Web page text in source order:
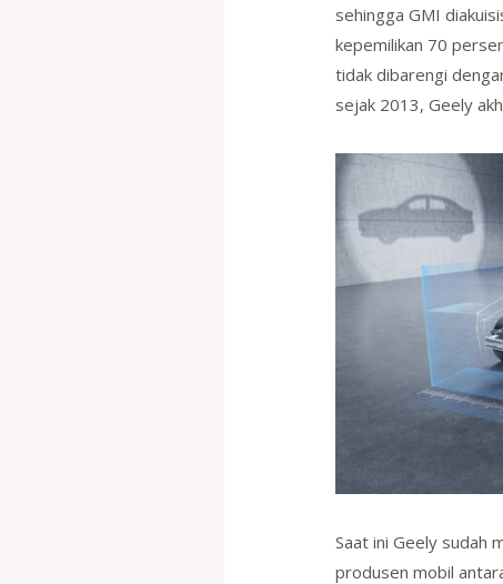
sehingga GMI
kepemilikan 70
tidak dibarengi
sejak 2013, Geely
Saat ini Geely sudah
produsen mobil